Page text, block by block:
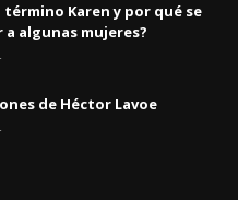
término Karen y por qué se
algunas mujeres?
de Héctor Lavoe